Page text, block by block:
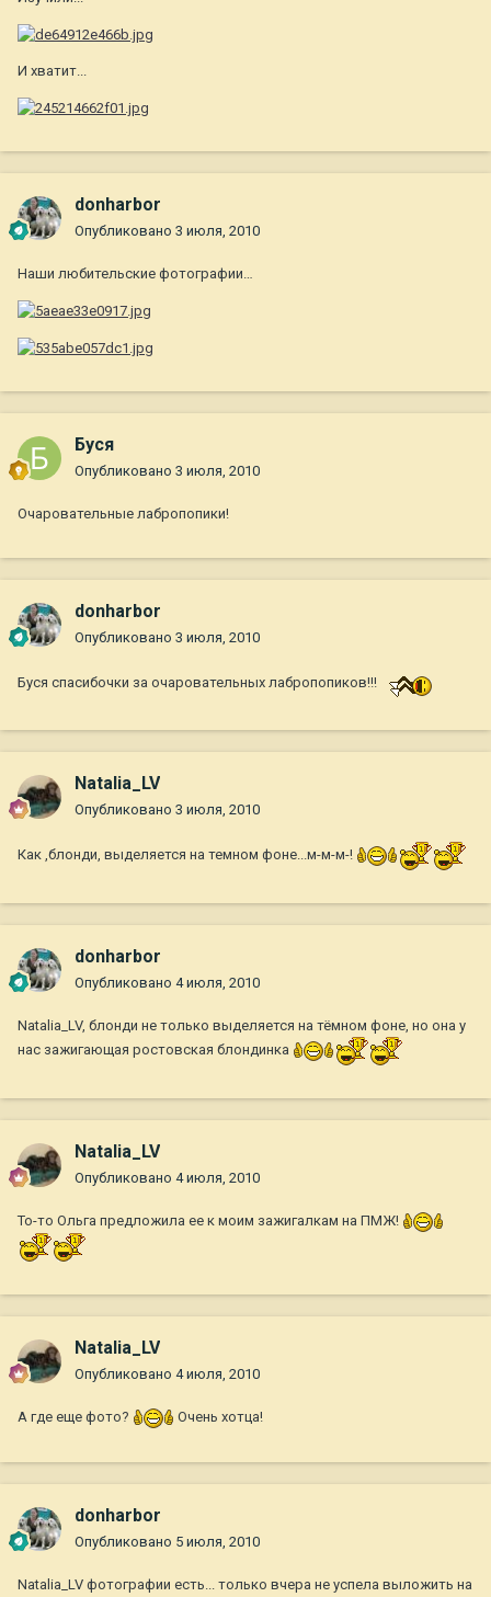
И хватит...
donharbor
Опубликовано 3 июля, 2010
Наши любительские фотографии…
Буся
Опубликовано 3 июля, 2010
Очаровательные лабропопики!
donharbor
Опубликовано 3 июля, 2010
Буся спасибочки за очаровательных лабропопиков!!!
Natalia_LV
Опубликовано 3 июля, 2010
Как ,блонди, выделяется на темном фоне...м-м-м-!
donharbor
Опубликовано 4 июля, 2010
Natalia_LV, блонди не только выделяется на тёмном фоне, но она у
нас зажигающая ростовская блондинка
Natalia_LV
Опубликовано 4 июля, 2010
То-то Ольга предложила ее к моим зажигалкам на ПМЖ!
Natalia_LV
Опубликовано 4 июля, 2010
А где еще фото? Очень хотца!
donharbor
Опубликовано 5 июля, 2010
Natalia_LV фотографии есть... только вчера не успела выложить на